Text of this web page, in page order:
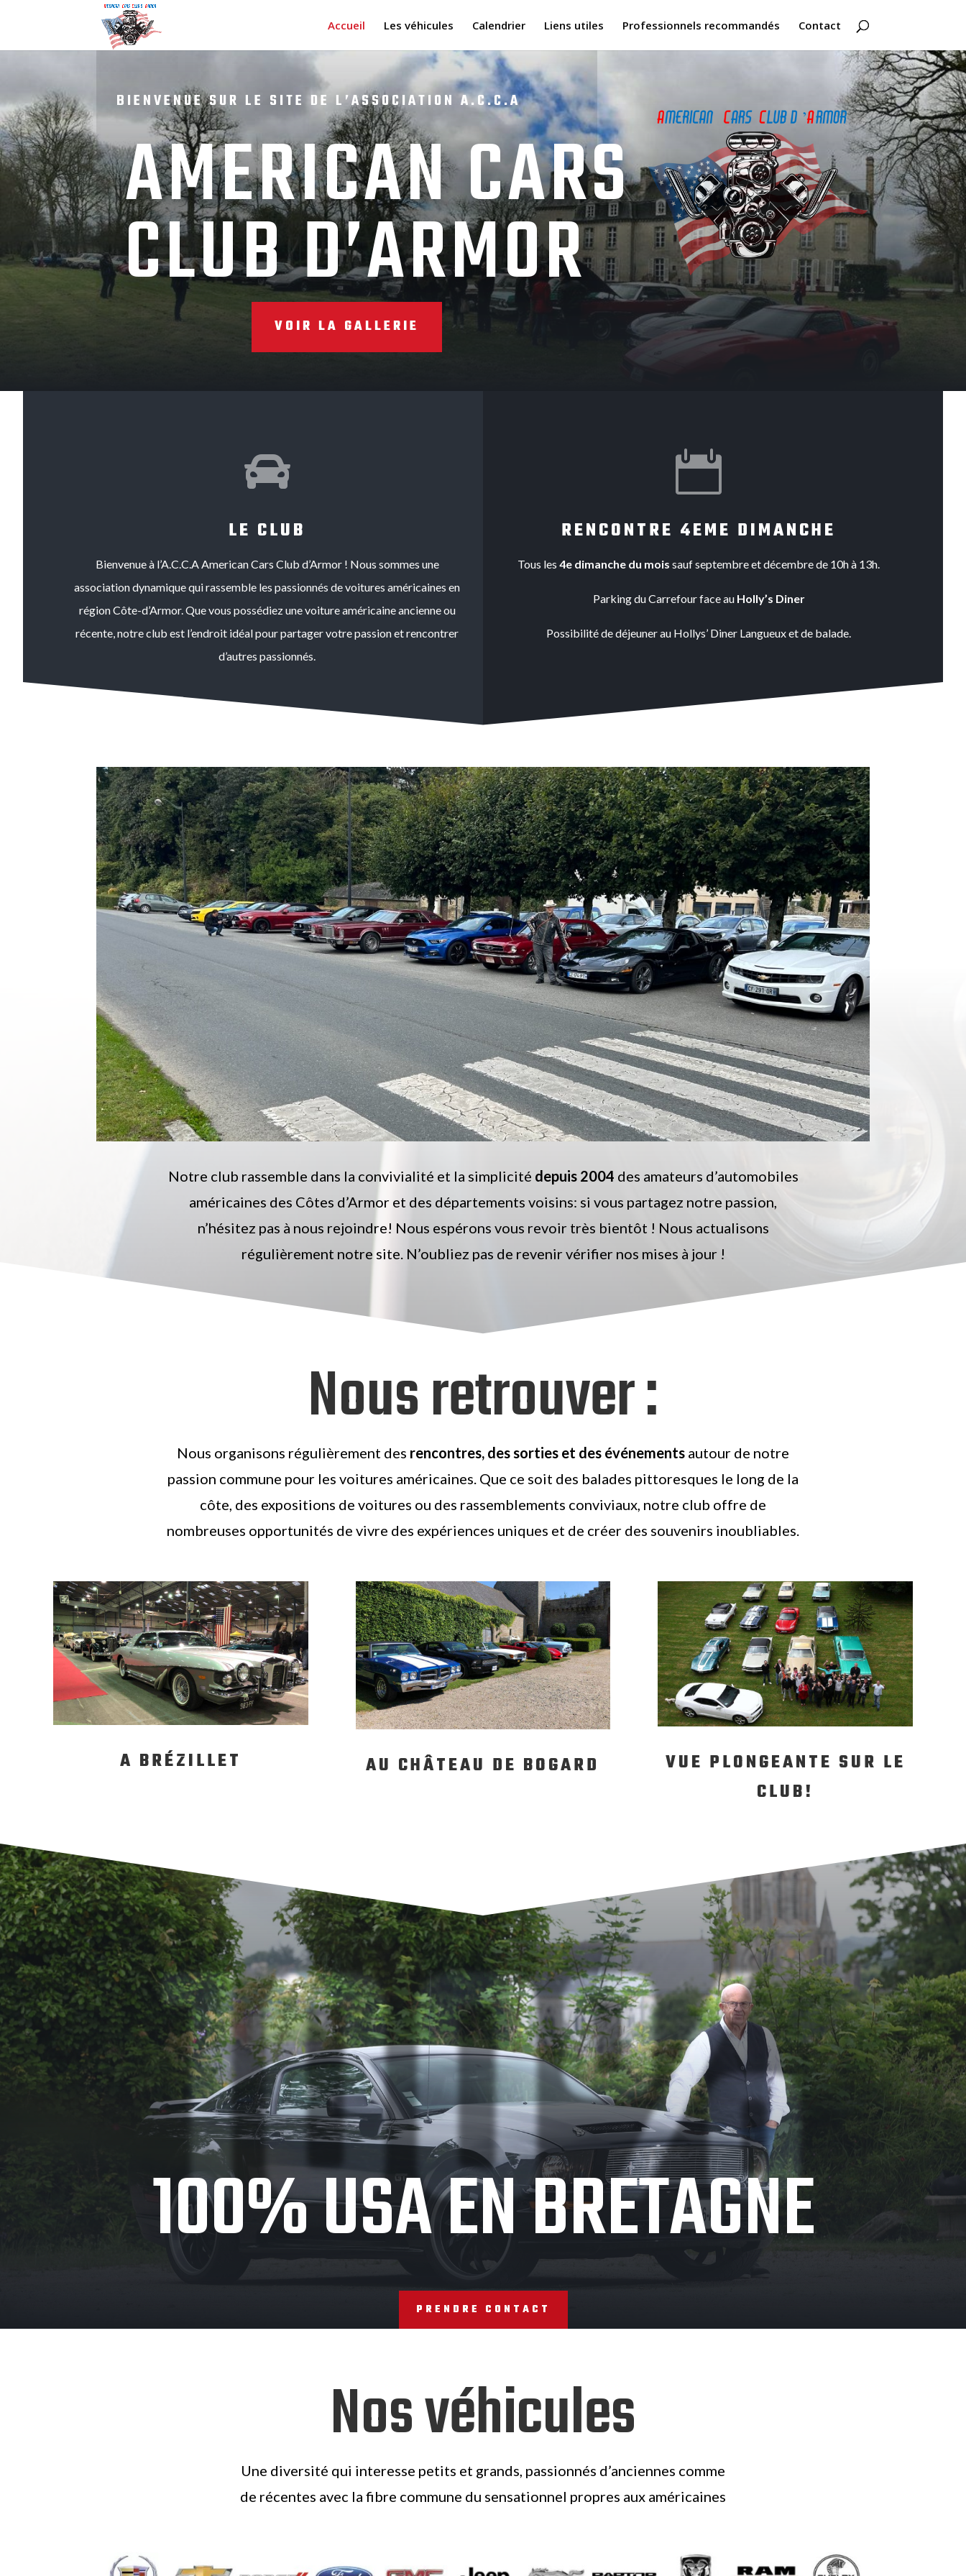
Accueil Les véhicules Calendrier Liens utiles Professionnels recommandés Contact
BIENVENUE SUR LE SITE DE L’ASSOCIATION A.C.C.A
AMERICAN CARS
CLUB D’ARMOR
VOIR LA GALLERIE

LE CLUB
Bienvenue à l’A.C.C.A American Cars Club d’Armor ! Nous sommes une
association dynamique qui rassemble les passionnés de voitures américaines en
région Côte-d’Armor. Que vous possédiez une voiture américaine ancienne ou
récente, notre club est l’endroit idéal pour partager votre passion et rencontrer
d’autres passionnés.

RENCONTRE 4EME DIMANCHE
Tous les 4e dimanche du mois sauf septembre et décembre de 10h à 13h.
Parking du Carrefour face auHolly’s Diner
Possibilité de déjeuner au Hollys’ Diner Langueux et de balade.
Notre club rassemble dans la convivialité et la simplicité depuis 2004 des amateurs d’automobiles
américaines des Côtes d’Armor et des départements voisins: si vous partagez notre passion,
n’hésitez pas à nous rejoindre! Nous espérons vous revoir très bientôt ! Nous actualisons
régulièrement notre site. N’oubliez pas de revenir vérifier nos mises à jour !
Nous retrouver :
Nous organisons régulièrement des rencontres, des sorties et des événements autour de notre
passion commune pour les voitures américaines. Que ce soit des balades pittoresques le long de la
côte, des expositions de voitures ou des rassemblements conviviaux, notre club offre de
nombreuses opportunités de vivre des expériences uniques et de créer des souvenirs inoubliables.
A BRÉZILLET AU CHÂTEAU DE BOGARD
VUE PLONGEANTE SUR LE
CLUB!
100%
100% USA EN BRETAGNE
PRENDRE CONTACT
Nos véhicules
Une diversité qui interesse petits et grands, passionnés d’anciennes comme
de récentes avec la fibre commune du sensationnel propres aux américaines